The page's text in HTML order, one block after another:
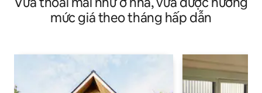
mức giá theo tháng hấp dẫn